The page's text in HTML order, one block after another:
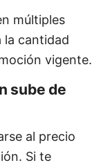
múltiples
la cantidad
vigente.
sube de
al precio
Si te